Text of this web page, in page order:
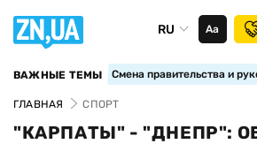
RU Аа
ВАЖНЫЕ ТЕМЫ Смена правительства и
ГЛАВНАЯ СПОРТ
"КАРПАТЫ" - "ДНЕПР":